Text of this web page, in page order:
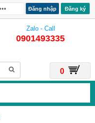
Đăng ký
Zalo - Call
0901493335
0